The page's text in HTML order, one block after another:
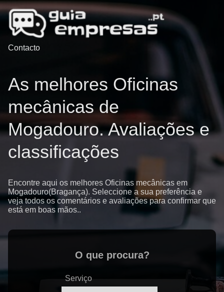
Contacto
As melhores Oficinas
mecânicas de
Mogadouro. Avaliações e
classificações
Encontre aqui os melhores Oficinas mecânicas em
Mogadouro(Bragança). Seleccione a sua preferência e
veja todos os comentários e avaliações para confirmar que
está em boas mãos..
O que procura?
Serviço